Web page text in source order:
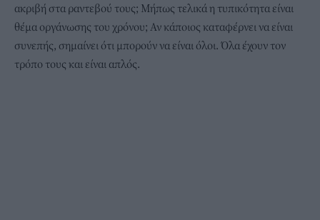
ακριβή στα ραντεβού τους; Μήπως τελικά η τυπικότητα είναι
θέμα οργάνωσης του χρόνου; Αν κάποιος καταφέρνει να είναι
συνεπής, σημαίνει ότι μπορούν να είναι όλοι. Όλα έχουν τον
τρόπο τους και είναι απλός.